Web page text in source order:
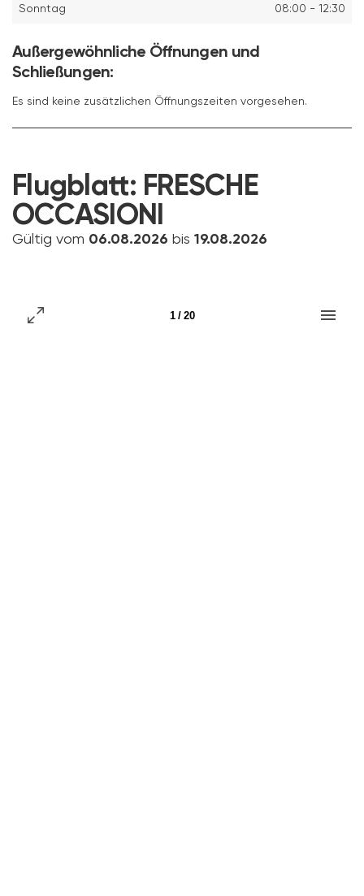
Sonntag 08:00 - 12:30
Außergewöhnliche Öffnungen und
Schließungen:
Es sind keine zusätzlichen Öffnungszeiten vorgesehen.
Flugblatt: FRESCHE
OCCASIONI
Gültig vom 06.08.2026 bis 19.08.2026